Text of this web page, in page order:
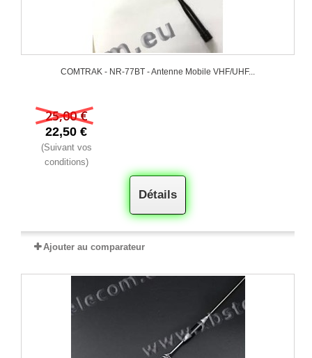
COMTRAK - NR-77BT - Antenne Mobile VHF/UHF...
25,00 €
22,50 €
(Suivant vos
conditions)
Détails
Ajouter au comparateur